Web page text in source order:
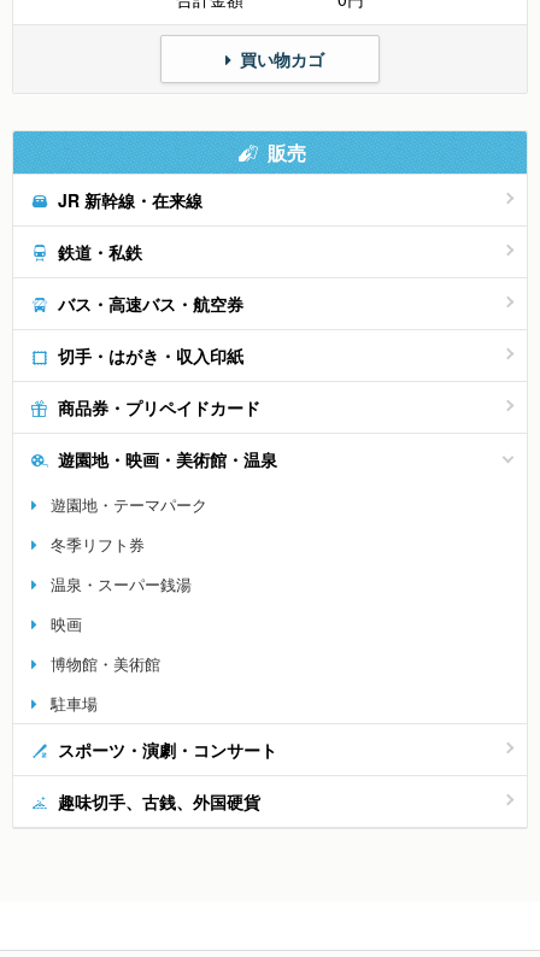
買い物カゴ
販売
JR 新幹線・在来線
鉄道・私鉄
バス・高速バス・航空券
切手・はがき・収入印紙
商品券・プリペイドカード
遊園地・映画・美術館・温泉
遊園地・テーマパーク
冬季リフト券
温泉・スーパー銭湯
映画
博物館・美術館
駐車場
スポーツ・演劇・コンサート
趣味切手、古銭、外国硬貨